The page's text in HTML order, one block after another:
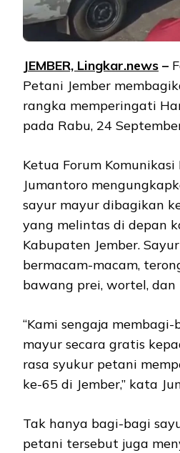
JEMBER, Lingkar.news –
Petani Jember
rangka memperingati
pada Rabu, 24
Ketua Forum
Jumantoro
sayur mayur dibagikan
yang melintas di depan
Kabupaten Jember.
bermacam-macam,
bawang prei, wortel, dan
“Kami sengaja
mayur secara gratis
rasa syukur petani
ke-65 di Jember,” kata
Tak hanya bagi-bagi
petani tersebut juga